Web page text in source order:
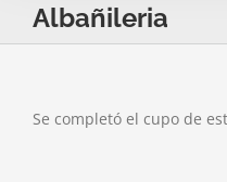
Albañileria
Se completó el cupo de